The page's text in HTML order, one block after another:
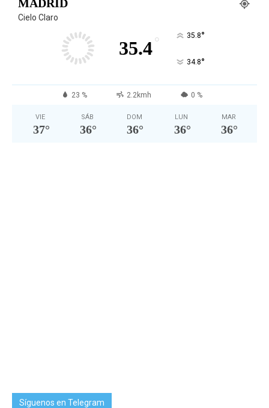
MADRID
Cielo Claro
35.4° 35.8°
34.8°
23 % 2.2kmh 0 %
VIE
37°
SÁB
36°
DOM
36°
LUN
36°
MAR
36°
Síguenos en Telegram